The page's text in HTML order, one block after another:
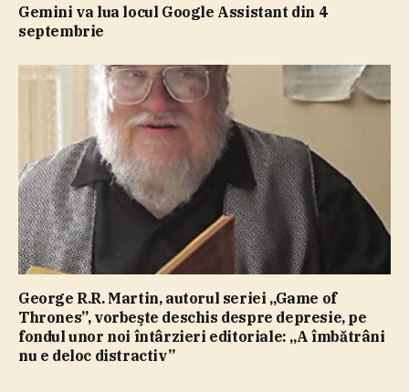
Gemini va lua locul Google Assistant din 4
septembrie
George R.R. Martin, autorul seriei „Game of
Thrones”, vorbeşte deschis despre depresie, pe
fondul unor noi întârzieri editoriale: „A îmbătrâni
nu e deloc distractiv”